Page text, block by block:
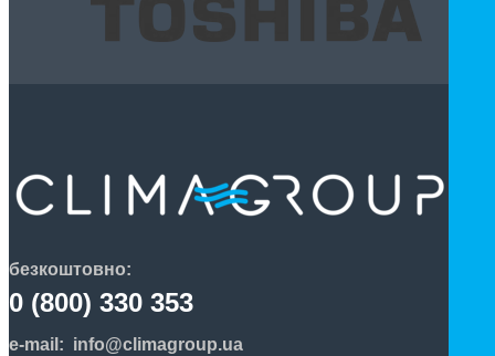
безкоштовно:
0 (800) 330 353
e-mail: info@climagroup.ua